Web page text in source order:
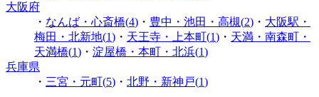
大阪府
・ なんば・心斎橋(4) ・ 豊中・池田・高槻(2) ・ 大阪駅・
梅田・北新地(1) ・ 天王寺・上本町(1) ・ 天満・南森町・
天満橋(1) ・ 淀屋橋・本町・北浜(1)
兵庫県
・ 三宮・元町(5) ・ 北野・新神戸(1)